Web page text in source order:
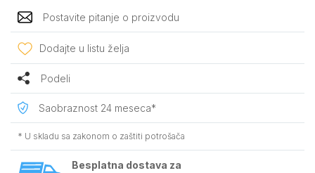
Postavite pitanje o proizvodu
Dodajte u listu želja
Podeli
Saobraznost 24 meseca*
* U skladu sa zakonom o zaštiti potrošača
Besplatna dostava za